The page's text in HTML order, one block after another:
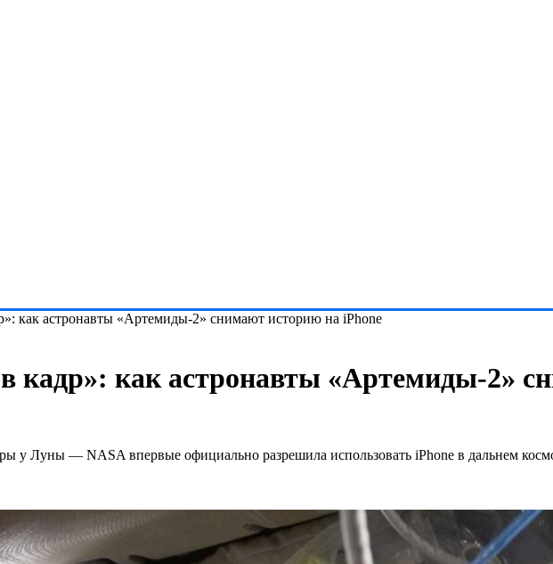
как астронавты «Артемиды-2» снимают историю на iPhone
в кадр»: как астронавты «Артемиды-2»
у Луны — NASA впервые официально разрешила использовать iPhone в дальнем